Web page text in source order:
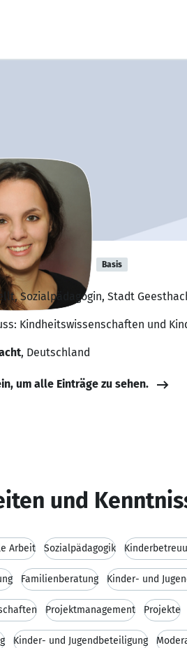
Dettmer Basis
Sozialpädagogin, Stadt
Kindheitswissenschaften und
, Deutschland
um alle Einträge zu sehen.
und
Arbeit Sozialpädagogik
Familienberatung Kinder- und
Projektmanagement Projekte
Kinder- und Jugendbeteiligung